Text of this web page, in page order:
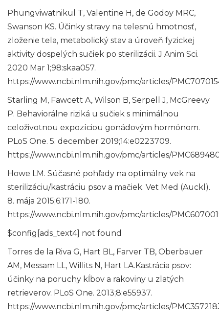
Phungviwatnikul T, Valentine H, de Godoy MRC,
Swanson KS. Účinky stravy na telesnú hmotnosť,
zloženie tela, metabolický stav a úroveň fyzickej
aktivity dospelých sučiek po sterilizácii. J Anim Sci.
2020 Mar 1;98:skaa057.
https://www.ncbi.nlm.nih.gov/pmc/articles/
Starling M, Fawcett A, Wilson B, Serpell J, McGreevy
P. Behaviorálne riziká u sučiek s minimálnou
celoživotnou expozíciou gonádovým hormónom.
PLoS One. 5. december 2019;14:e0223709.
https://www.ncbi.nlm.nih.gov/pmc/articles/
Howe LM. Súčasné pohľady na optimálny vek na
sterilizáciu/kastráciu psov a mačiek. Vet Med (Auckl).
8. mája 2015;6:171-180.
https://www.ncbi.nlm.nih.gov/pmc/articles/
$config[ads_text4] not found
Torres de la Riva G, Hart BL, Farver TB, Oberbauer
AM, Messam LL, Willits N, Hart LA.Kastrácia psov:
účinky na poruchy kĺbov a rakoviny u zlatých
retrieverov. PLoS One. 2013;8:e55937.
https://www.ncbi.nlm.nih.gov/pmc/articles/